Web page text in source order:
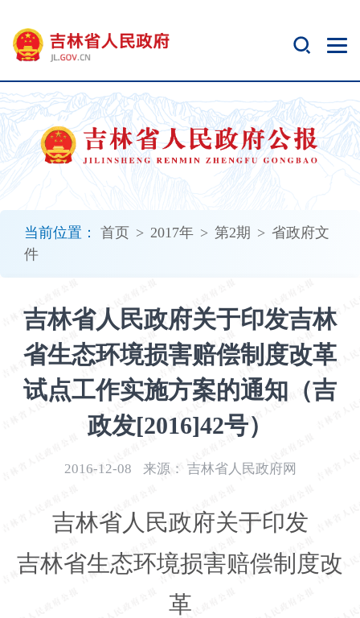
当前位置： 首页 > 2017年 > 第2期 > 省政府文
件
吉林省人民政府关于印发吉林
省生态环境损害赔偿制度改革
试点工作实施方案的通知（吉
政发[2016]42号）
2016-12-08 来源： 吉林省人民政府网
吉林省人民政府关于印发
吉林省生态环境损害赔偿制度改
革
开
无
障
碍
说
明
加